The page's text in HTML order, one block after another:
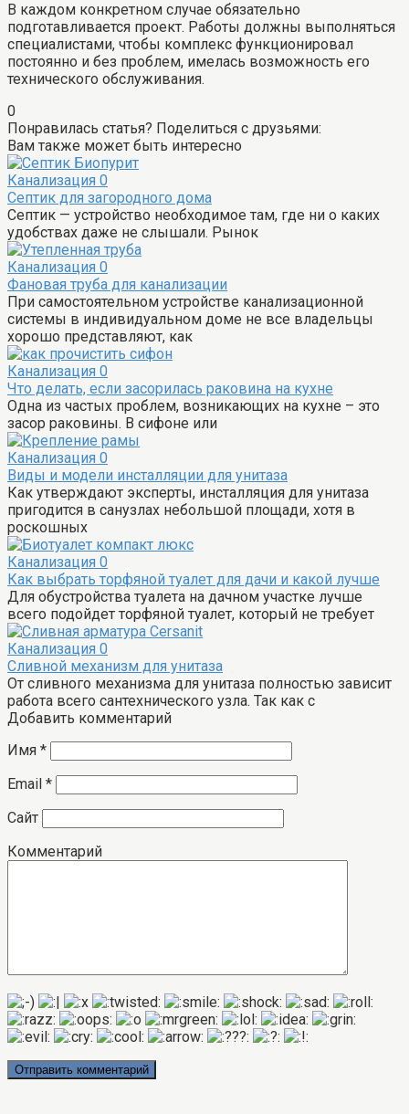
В каждом конкретном случае обязательно
подготавливается проект. Работы должны выполняться
специалистами, чтобы комплекс функционировал
постоянно и без проблем, имелась возможность его
технического обслуживания.
0
Понравилась статья? Поделиться с друзьями:
Вам также может быть интересно
Канализация 0
Септик для загородного дома
Септик — устройство необходимое там, где ни о каких
удобствах даже не слышали. Рынок
Канализация 0
Фановая труба для канализации
При самостоятельном устройстве канализационной
системы в индивидуальном доме не все владельцы
хорошо представляют, как
Канализация 0
Что делать, если засорилась раковина на кухне
Одна из частых проблем, возникающих на кухне – это
засор раковины. В сифоне или
Канализация 0
Виды и модели инсталляции для унитаза
Как утверждают эксперты, инсталляция для унитаза
пригодится в санузлах небольшой площади, хотя в
роскошных
Канализация 0
Как выбрать торфяной туалет для дачи и какой лучше
Для обустройства туалета на дачном участке лучше
всего подойдет торфяной туалет, который не требует
Канализация 0
Сливной механизм для унитаза
От сливного механизма для унитаза полностью зависит
работа всего сантехнического узла. Так как с
Добавить комментарий
Имя *
Email *
Сайт
Комментарий